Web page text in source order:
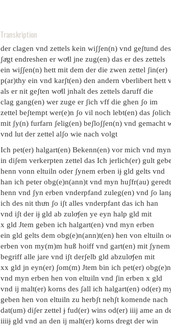
Transkription
der clagen vnd zettels kein wiʃʃen(n) vnd geʃtund
ʃaͤgt endreshen er woͤll jne zug(en) das er des zettels
ein wiʃʃen(n) hett mit dem der die zwen zettel ʃin(er)
p(ar)thy ein vnd karʃt(en) den andern vberlibert hett
als er nit geʃten woͤll jnhalt des zettels daruff die
clag gang(en) wer zuge er ʃich vff die ghen ʃo im
zettel beʃtempt wer(e)n ʃo vil noch lebt(en) das
mit ʃy(n) furfarn ʃelig(en) beʃloʃʃen(n) vnd gemacht
vnd lut der zettel alʃo wie nach volgt
Ich pet(er) halgart(en) Bekenn(en) vor mich vnd
in diʃem verkerpten zettel das Ich jerlich(er) gult
henn vonn eltuiln oder ʃynem erben iɉ gld gelts vnd
han ich peter obg(e)n(ann)t vnd myn huʃfr(au)
henn vnd ʃyn erben vnderpfand zuleg(en) vnd ʃo
ich des nit thuͦn ʃo iʃt alles vnderpfant das ich han
vnd iʃt der iɉ gld ab zuloͤʃen ye eyn halp gld mit
x gld Jtem geben ich halgart(en) vnd myn erben
ein gld gelts dem obg(e)n(ann)t(en) hen von eltuiln
erben von my(m)m huß hoiff vnd gart(en) mit ʃynem
begriff alle jare vnd iʃt derʃelb gld abzuloͤʃen mit
xx gld jn eyn(er) ʃom(m) Jtem bin ich pet(er)
vnd myn erben hen von eltuiln vnd ʃin erben x gld
vnd ij malt(er) korns des ʃall ich halgart(en) od(er)
geben hen von eltuiln zu herbʃt nehʃt komende nach
dat(um) diʃer zettel ɉ fud(er) wins od(er) iiij ame an
iiiiɉ gld vnd an den ij malt(er) korns dregt der win